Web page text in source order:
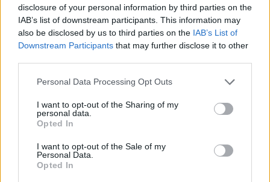
disclosure of your personal information by third parties on the
IAB’s list of downstream participants. This information may
also be disclosed by us to third parties on the IAB’s List of
Downstream Participants that may further disclose it to other
Personal Data Processing Opt Outs
I want to opt-out of the Sharing of my
personal data.
Opted In
I want to opt-out of the Sale of my
Personal Data.
Opted In
A vacsora is hangulatosabban telik, ha az asztal közepén meghitt hangulatú
gyertya világít. természetesen ez is alkalomhoz illő szjnben, formában és
dekorációval. A pasiknak sem kell megerőltetni magukat. Kapják elő a
pakliból a kör Ászt és kész. Egyszerű, gyors, és még ízlésesen kivitelezhető